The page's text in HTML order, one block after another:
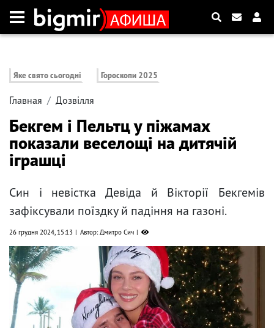
Яке свято сьогодні Гороскопи 2025
Главная Дозвілля
Бекгем і Пельтц у піжамах
показали веселощі на дитячій
іграшці
Син і невістка Девіда й Вікторії Бекгемів
зафіксували поїздку й падіння на газоні.
26 грудня 2024, 15:13 Автор: Дмитро Сич